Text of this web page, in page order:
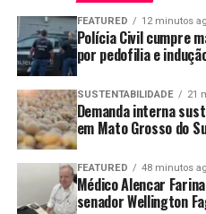
Margem de
FEATURED 12 minutos
Polícia Civil cumpre
por pedofilia e
SUSTENTABILIDADE 21
Demanda interna
em Mato Grosso do
FEATURED 48 minutos
Médico Alencar
senador Wellington